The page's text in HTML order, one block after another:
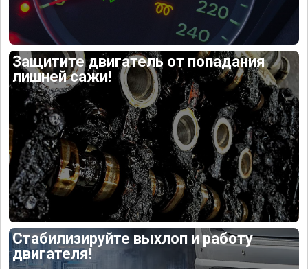
Защитите двигатель от попадания
лишней сажи!
Стабилизируйте выхлоп и работу
двигателя!